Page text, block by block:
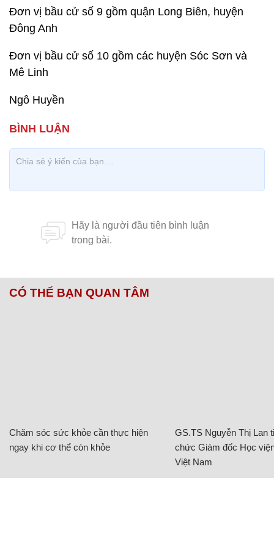
Đơn vị bầu cử số 9 gồm quận Long Biên, huyện
Đông Anh
Đơn vị bầu cử số 10 gồm các huyện Sóc Sơn và
Mê Linh
Ngô Huyền
CÓ THỂ BẠN QUAN TÂM
Chăm sóc sức khỏe cần thực hiện
ngay khi cơ thể còn khỏe
GS.TS Nguyễn Thị Lan
chức Giám đốc Học
Việt Nam